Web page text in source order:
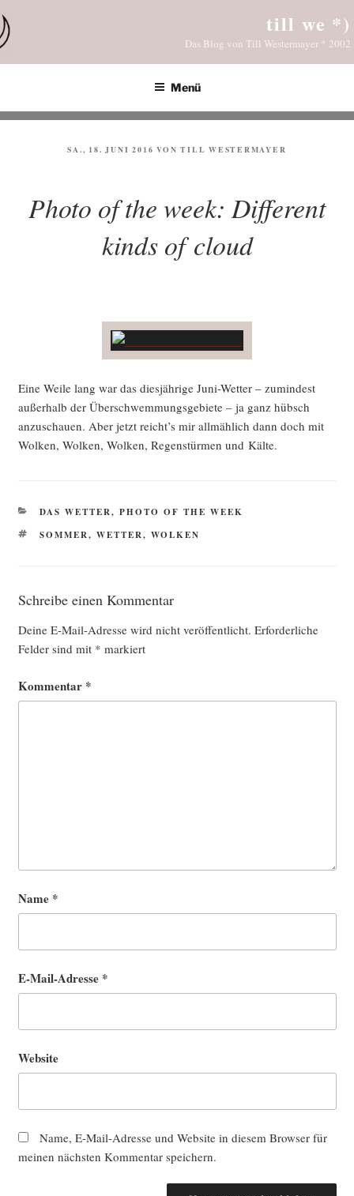
Inhalt
springen
till we *)
Das Blog von Till Westermayer * 2002
Menü
VERÖFFENTLICHT
SA., 18. JUNI 2016 VONTILL WESTERMAYER
Photo of the week: Different
kinds of cloud
Eine Wei­le lang war das dies­jäh­ri­ge Juni-Wet­ter – zumin­dest
außer­halb der Über­schwem­mungs­ge­bie­te – ja ganz hübsch
anzu­schau­en. Aber jetzt reicht’s mir all­mäh­lich dann doch mit
Wol­ken, Wol­ken, Wol­ken, Regen­stür­men und Kälte.
KATEGORIEN
DAS WETTER, PHOTO OF THE WEEK
SCHLAGWÖRTER
SOMMER, WETTER, WOLKEN
Schreibe einen Kommentar
Deine E-Mail-Adresse wird nicht veröffentlicht. Erforderliche
Felder sind mit * markiert
Kommentar *
Name *
E-Mail-Adresse *
Website
Name, E-Mail-Adresse und Website in diesem Browser für
meinen nächsten Kommentar speichern.